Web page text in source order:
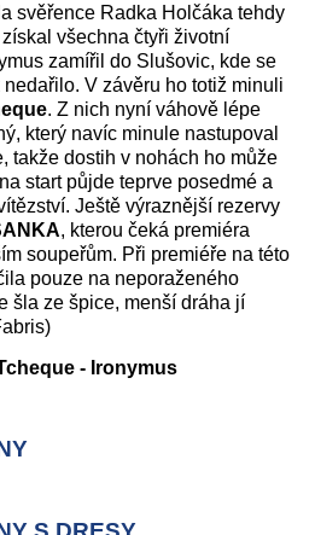
svěřence Radka Holčáka tehdy
všechna čtyři životní
zamířil do Slušovic, kde se
V závěru ho totiž minuli
. Z nich nyní váhově lépe
který navíc minule nastupoval
takže dostih v nohách ho může
start půjde teprve posedmé a
Ještě výraznější rezervy
, kterou čeká premiéra
soupeřům. Při premiéře na této
pouze na neporaženého
šla ze špice, menší dráha jí
- Ironymus